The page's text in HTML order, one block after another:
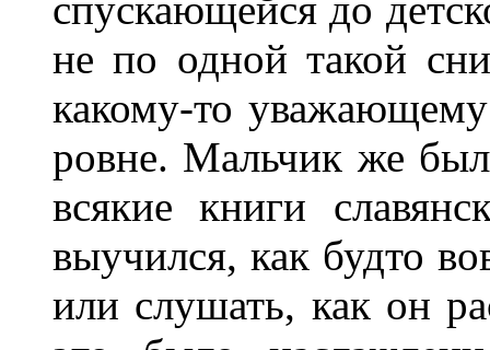
не по одной такой
какому-то
ровне. Мальчик же был
всякие книги
выучился, как будто
или слушать, как он